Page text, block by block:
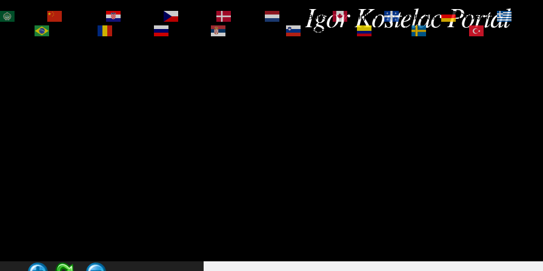
Igor Kostelac Portal
Nederlands English Français Deutsch
Slovenščina Español Svenska Türkçe